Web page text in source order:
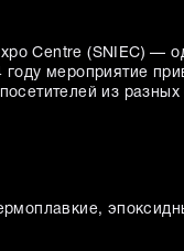
Centre (SNIEC) —
мероприятие
из разных